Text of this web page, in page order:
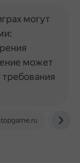
могут
может